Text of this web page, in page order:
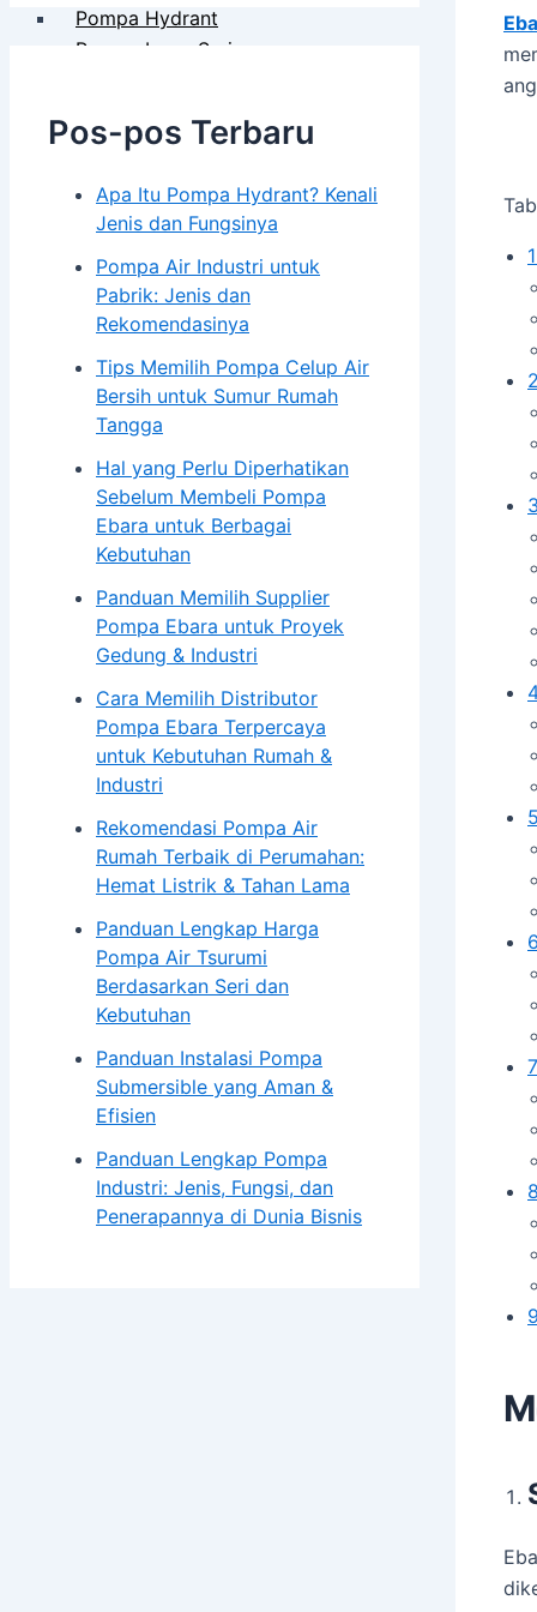
Pompa Hydrant
Pompa Isuzu Series
Pompa Tsurumi
Panel & Kontrol
Panel Electric Pump
Genset
Genset Perkins
Genset Yanmar
Genset V-GEN
Toko
Galeri
Blog
Kontak
Pos-pos Terbaru
Apa Itu Pompa Hydrant? Kenali
Jenis dan Fungsinya
Pompa Air Industri untuk
Pabrik: Jenis dan
Rekomendasinya
Tips Memilih Pompa Celup Air
Bersih untuk Sumur Rumah
Tangga
Hal yang Perlu Diperhatikan
Sebelum Membeli Pompa
Ebara untuk Berbagai
Kebutuhan
Panduan Memilih Supplier
Pompa Ebara untuk Proyek
Gedung & Industri
Cara Memilih Distributor
Pompa Ebara Terpercaya
untuk Kebutuhan Rumah &
Industri
Rekomendasi Pompa Air
Rumah Terbaik di Perumahan:
Hemat Listrik & Tahan Lama
Panduan Lengkap Harga
Pompa Air Tsurumi
Berdasarkan Seri dan
Kebutuhan
Panduan Instalasi Pompa
Submersible yang Aman &
Efisien
Panduan Lengkap Pompa
Industri: Jenis, Fungsi, dan
Penerapannya di Dunia Bisnis
1
2
3
5
6
7
8
9